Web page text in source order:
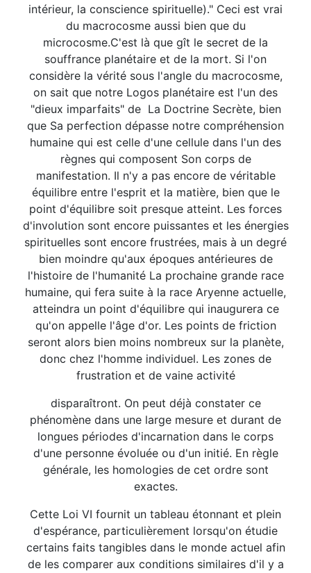
intérieur, la conscience spirituelle)." Ceci est vrai
du macrocosme aussi bien que du
microcosme.C'est là que gît le secret de la
souffrance planétaire et de la mort. Si l'on
considère la vérité sous l'angle du macrocosme,
on sait que notre Logos planétaire est l'un des
"dieux imparfaits" de La Doctrine Secrète, bien
que Sa perfection dépasse notre compréhension
humaine qui est celle d'une cellule dans l'un des
règnes qui composent Son corps de
manifestation. Il n'y a pas encore de véritable
équilibre entre l'esprit et la matière, bien que le
point d'équilibre soit presque atteint. Les forces
d'involution sont encore puissantes et les énergies
spirituelles sont encore frustrées, mais à un degré
bien moindre qu'aux époques antérieures de
l'histoire de l'humanité La prochaine grande race
humaine, qui fera suite à la race Aryenne actuelle,
atteindra un point d'équilibre qui inaugurera ce
qu'on appelle l'âge d'or. Les points de friction
seront alors bien moins nombreux sur la planète,
donc chez l'homme individuel. Les zones de
frustration et de vaine activité
disparaîtront. On peut déjà constater ce
phénomène dans une large mesure et durant de
longues périodes d'incarnation dans le corps
d'une personne évoluée ou d'un initié. En règle
générale, les homologies de cet ordre sont
exactes.
Cette Loi VI fournit un tableau étonnant et plein
d'espérance, particulièrement lorsqu'on étudie
certains faits tangibles dans le monde actuel afin
de les comparer aux conditions similaires d'il y a